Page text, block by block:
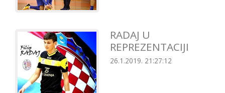
RADAJ U
REPREZENTACIJI
26.1.2019. 21:27:12